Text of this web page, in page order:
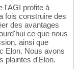
l'AGI profite à
fois construire des
des avantages
ce que nous
ainsi que
Elon. Nous avons
plaintes d'Elon.